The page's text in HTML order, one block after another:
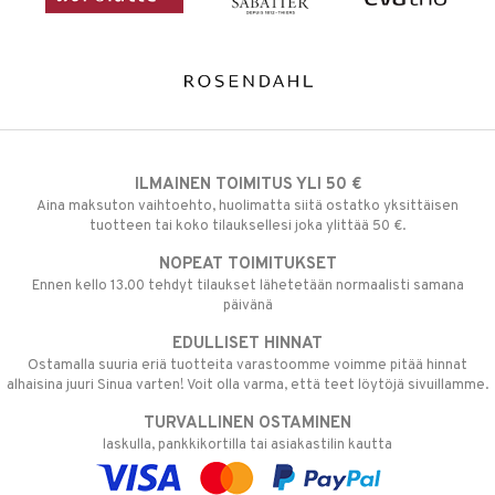
ILMAINEN TOIMITUS YLI 50 €
Aina maksuton vaihtoehto, huolimatta siitä ostatko yksittäisen
tuotteen tai koko tilauksellesi joka ylittää 50 €.
NOPEAT TOIMITUKSET
Ennen kello 13.00 tehdyt tilaukset lähetetään normaalisti samana
päivänä
EDULLISET HINNAT
Ostamalla suuria eriä tuotteita varastoomme voimme pitää hinnat
alhaisina juuri Sinua varten! Voit olla varma, että teet löytöjä sivuillamme.
TURVALLINEN OSTAMINEN
laskulla, pankkikortilla tai asiakastilin kautta